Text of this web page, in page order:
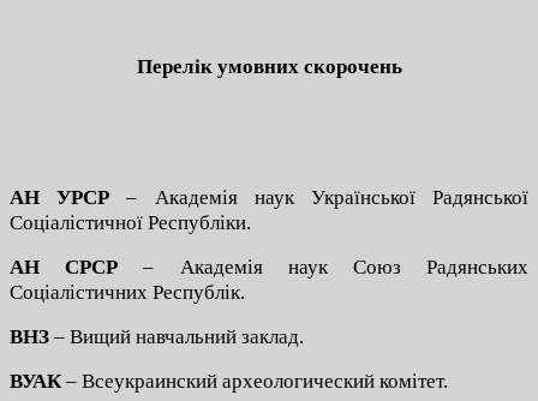
Перелік умовних скорочень
АН УРСР – Академія наук Української Радянської
Соціалістичної Республіки.
АН СРСР – Академія наук Союз Радянських
Соціалістичних Республік.
ВНЗ – Вищий навчальний заклад.
ВУАК – Всеукраинский археологический комітет.